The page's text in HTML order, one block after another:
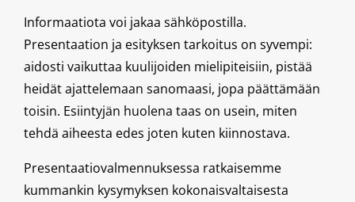
Informaatiota voi jakaa sähköpostilla.
Presentaation ja esityksen tarkoitus on syvempi:
aidosti vaikuttaa kuulijoiden mielipiteisiin, pistää
heidät ajattelemaan sanomaasi, jopa päättämään
toisin. Esiintyjän huolena taas on usein, miten
tehdä aiheesta edes joten kuten kiinnostava.
Presentaatiovalmennuksessa ratkaisemme
kummankin kysymyksen kokonaisvaltaisesta